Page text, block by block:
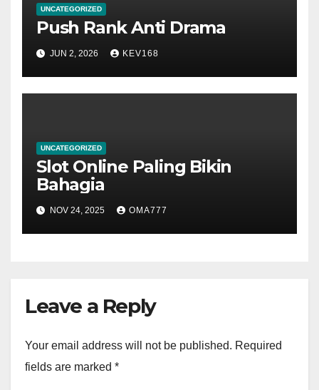
UNCATEGORIZED
Push Rank Anti Drama
JUN 2, 2026 KEV168
UNCATEGORIZED
Slot Online Paling Bikin
Bahagia
NOV 24, 2025 OMA777
Leave a Reply
Your email address will not be published. Required
fields are marked *